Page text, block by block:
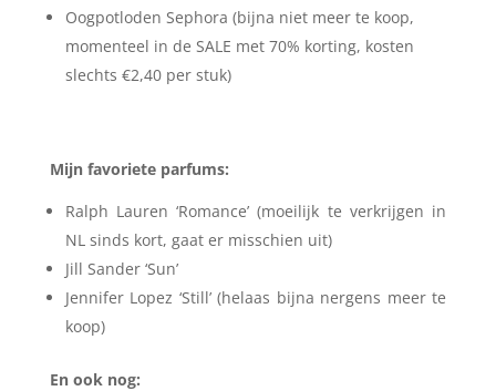
Oogpotloden Sephora (bijna niet meer te koop,
momenteel in de SALE met 70% korting, kosten
slechts €2,40 per stuk)
Mijn favoriete parfums:
Ralph Lauren ‘Romance’ (moeilijk te verkrijgen in
NL sinds kort, gaat er misschien uit)
Jill Sander ‘Sun’
Jennifer Lopez ‘Still’ (helaas bijna nergens meer te
koop)
En ook nog: